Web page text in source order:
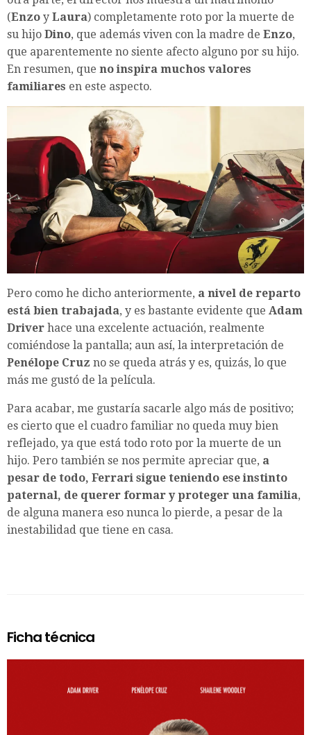
(Enzo y Laura) completamente roto por la muerte de
su hijo Dino, que además viven con la madre de Enzo,
que aparentemente no siente afecto alguno por su hijo.
En resumen, que no inspira muchos valores
familiares en este aspecto.
Pero como he dicho anteriormente, a nivel de reparto
está bien trabajada, y es bastante evidente que Adam
Driver hace una excelente actuación, realmente
comiéndose la pantalla; aun así, la interpretación de
Penélope Cruz no se queda atrás y es, quizás, lo que
más me gustó de la película.
Para acabar, me gustaría sacarle algo más de positivo;
es cierto que el cuadro familiar no queda muy bien
reflejado, ya que está todo roto por la muerte de un
hijo. Pero también se nos permite apreciar que, a
pesar de todo, Ferrari sigue teniendo ese instinto
paternal, de querer formar y proteger una familia,
de alguna manera eso nunca lo pierde, a pesar de la
inestabilidad que tiene en casa.
Ficha técnica